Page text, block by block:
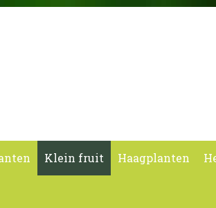
Klein fruit Haagplanten